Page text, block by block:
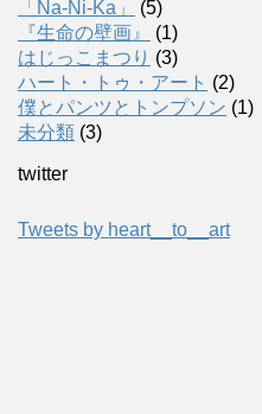
「Na-Ni-Ka」
(5)
『生命の壁画』
(1)
はじっこまつり (3)
ハート・トゥ・アート (2)
僕とパンツとトンプソン (1)
未分類 (3)
twitter
Tweets by heart__to__art